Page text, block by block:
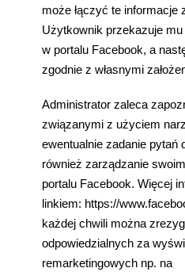
możełączyćte informacje
Użytkownik przekazuje
w portalu Facebook, a nast
zgodnie z własnymi założ
Administrator zaleca
związanymi z użyciem
ewentualnie zadanie pytań
równieżzarządzanie
portalu Facebook. Więcej
linkiem: https://
każdej chwili można
odpowiedzialnych za wyś
remarketingowych np. na